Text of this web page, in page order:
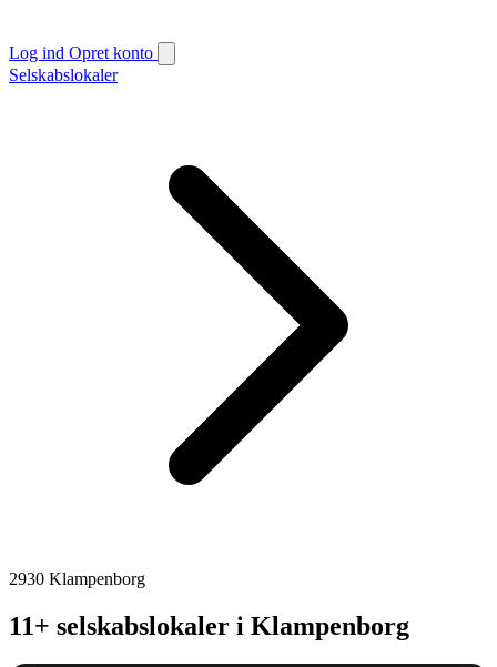
Log ind Opret konto
Selskabslokaler
2930 Klampenborg
11+ selskabslokaler i Klampenborg